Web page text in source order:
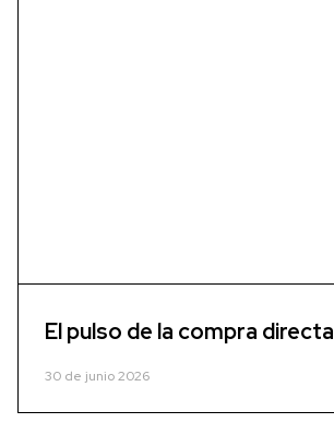
El pulso de la compra directa
30 de junio 2026